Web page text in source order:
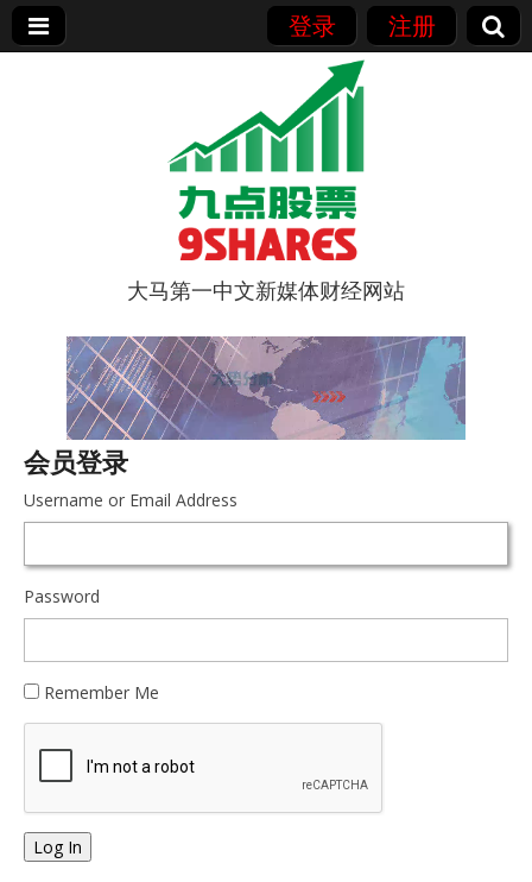
登录 注册
9点股票
大马第一中文新媒体财经网站
会员登录
Username or Email Address
Password
Remember Me
Log In